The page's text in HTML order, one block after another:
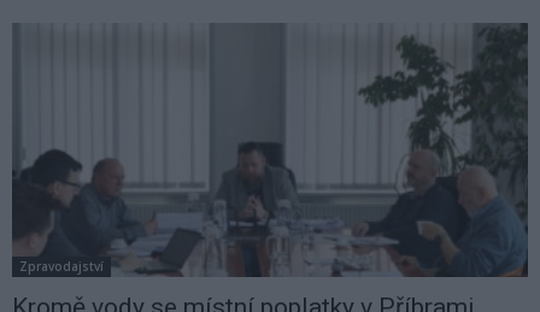
Zpravodajství